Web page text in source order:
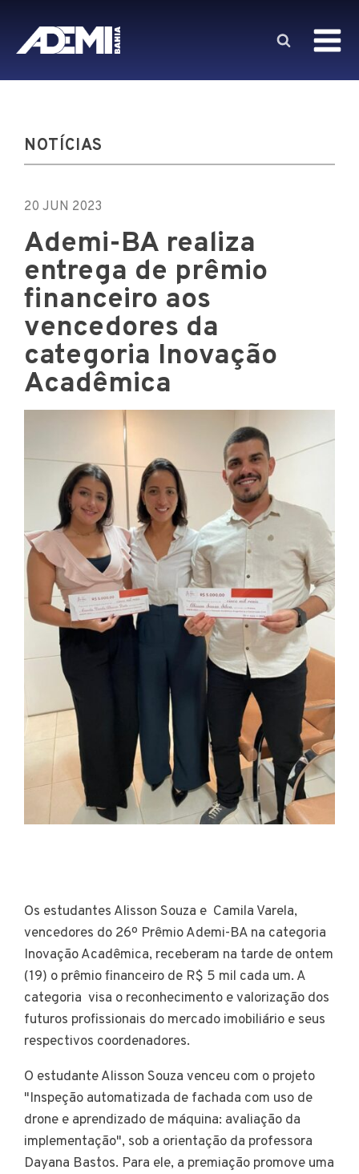
NOTÍCIAS
20 JUN 2023
Ademi-BA realiza
entrega de prêmio
financeiro aos
vencedores da
categoria Inovação
Acadêmica
Os estudantes Alisson Souza e Camila Varela,
vencedores do 26º Prêmio Ademi-BA na categoria
Inovação Acadêmica, receberam na tarde de ontem
(19) o prêmio financeiro de R$ 5 mil cada um. A
categoria visa o reconhecimento e valorização dos
futuros profissionais do mercado imobiliário e seus
respectivos coordenadores.
O estudante Alisson Souza venceu com o projeto
"Inspeção automatizada de fachada com uso de
drone e aprendizado de máquina: avaliação da
implementação", sob a orientação da professora
Dayana Bastos. Para ele, a premiação promove uma